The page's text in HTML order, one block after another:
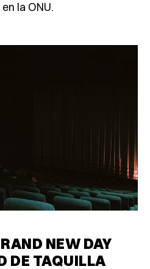
la ONU.
NEW DAY
DE TAQUILLA